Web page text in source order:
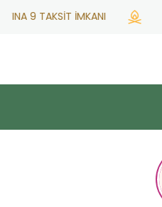
9 TAKSİT İMKANI